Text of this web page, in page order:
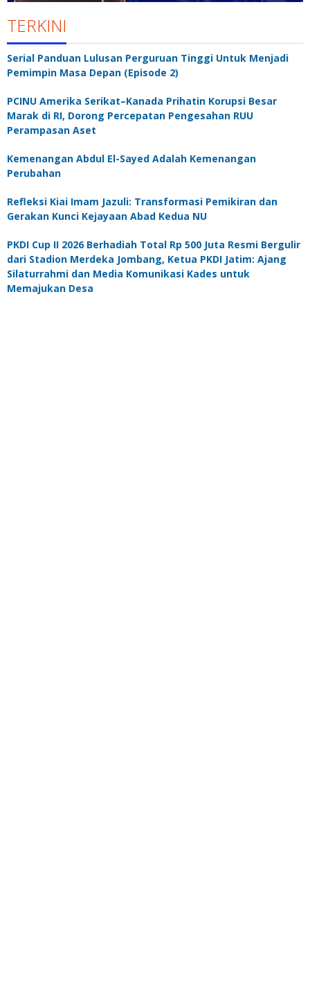
TERKINI
Serial Panduan Lulusan Perguruan Tinggi Untuk Menjadi
Pemimpin Masa Depan (Episode 2)
PCINU Amerika Serikat–Kanada Prihatin Korupsi Besar
Marak di RI, Dorong Percepatan Pengesahan RUU
Perampasan Aset
Kemenangan Abdul El-Sayed Adalah Kemenangan
Perubahan
Refleksi Kiai Imam Jazuli: Transformasi Pemikiran dan
Gerakan Kunci Kejayaan Abad Kedua NU
PKDI Cup II 2026 Berhadiah Total Rp 500 Juta Resmi Bergulir
dari Stadion Merdeka Jombang, Ketua PKDI Jatim: Ajang
Silaturrahmi dan Media Komunikasi Kades untuk
Memajukan Desa